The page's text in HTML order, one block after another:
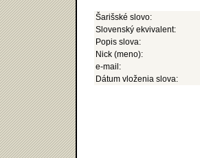
Šarišské slovo:
Slovenský ekvivalent:
Popis slova:
Nick (meno):
e-mail:
Dátum vloženia slova: